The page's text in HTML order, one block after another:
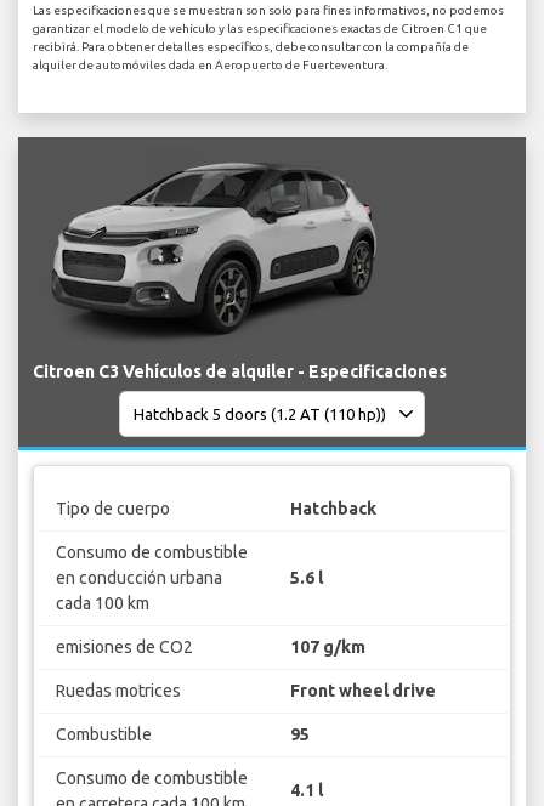
Las especificaciones que se muestran son solo para fines informativos, no podemos
garantizar el modelo de vehículo y las especificaciones exactas de Citroen C1 que
recibirá. Para obtener detalles específicos, debe consultar con la compañía de
alquiler de automóviles dada en Aeropuerto de Fuerteventura.
Citroen C3 Vehículos de alquiler - Especificaciones
Tipo de cuerpo Hatchback
Consumo de combustible
en conducción urbana
cada 100 km
5.6 l
emisiones de CO2 107 g/km
Ruedas motrices Front wheel drive
Combustible 95
Consumo de combustible
4.1 l